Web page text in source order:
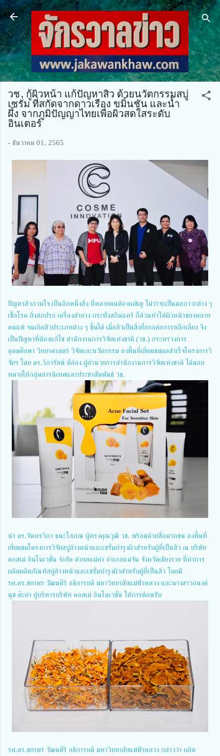
ข้ามไปที่เนื้อหาหลัก
วช. กู้ผิวหน้า แก้ปัญหาสิว ด้วยนวัตกรรมสบู่
เซรั่ม ที่สกัดจากดาวเรือง ขมิ้นชัน และน้ำ
ผึ้ง จากภูมิปัญญาไทยเพื่อผิวสดใสระดับ
อินเตอร์
- ธันวาคม 01, 2565
ปัญหาสิวกวนใจ เป็นอีกหนึ่งสิ่ง ที่หลายคนต้องเผชิญ ไม่ว่าจะเป็นมลภาวะต่าง ๆ
เชื้อโรค สิ่งสกปรก เครื่องสำอาง กระทั่งสกินแคร์ ก็ล้วนทำให้ผิวหน้าของหลาย
คนแพ้ จนเกิดสิวประเภทต่าง ๆ ขึ้นได้ เมื่อสิวเป็นสิ่งที่ยากต่อการหลีกเลี่ยง จึง
เป็นปัญหาที่ต้องแก้ไข สำนักงานการวิจัยแห่งชาติ (วช.) กระทรวงการ
อุดมศึกษา วิทยาศาสตร์ วิจัยและนวัตกรรม ลงพื้นที่เยี่ยมชมผลสำเร็จโครงการวิ
จัยฯ โดย ดร.วิภารัตน์ ดีอ่อง ผู้อำนวยการสำนักงานการวิจัยแห่งชาติ ได้มอบ
หมายให้กลุ่มสารนิเทศและประชาสัมพันธ์ วช.
นำ ดร.จันทรวิภา ธนะโสภณ ผู้ทรงคุณวุฒิ วช. พร้อมด้วยสื่อมวลชน ลงพื้นที่
เยี่ยมชมโครงการวิจัยสบู่ล้างหน้าและเซรั่มบำรุงผิวสำหรับผู้ที่เป็นสิว ณ บริษัท
คอสเม่ อินโนเวชั่น จำกัด ตำบลแม่คำ อำเภอแม่จัน จังหวัดเชียงราย ที่ทำการ
ผลิตผลิตภัณฑ์สบู่ล้างหน้าและเซรั่มบำรุงผิวสำหรับผู้ที่เป็นสิว โดยมี
รศ.ดร.ชยาพร วัฒนศิริ อธิการบดี มหาวิทยาลัยแม่ฟ้าหลวง และนางสาวอนงค์
นุช ต๊ะคำ ผู้บริหารบริษัท คอสเม่ อินโนเวชั่น ให้การต้อนรับ
รศ.ดร.ชยาพร วัฒนศิริ อธิการบดี มหาวิทยาลัยแม่ฟ้าหลวง กล่าวว่า ผลิต